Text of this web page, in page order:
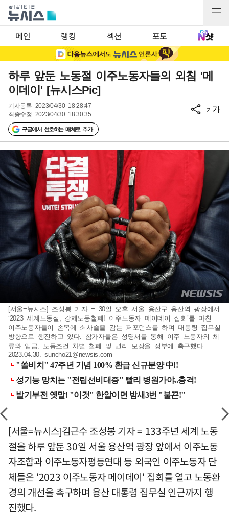
메인 랭킹 섹션 포토
하루 앞둔 노동절 이주노동자들의 외침 '메
이데이' [뉴시스Pic]
기사등록 2023/04/30 18:28:47
최종수정 2023/04/30 18:30:35
구글에서 선호하는 매체로 추가
가가
[서울=뉴시스] 조성봉 기자 = 30일 오후 서울 용산구 용산역 광장에서
‘2023 세계노동절, 강제노동철폐! 이주노동자 메이데이 집회’를 마친
이주노동자들이 손목에 쇠사슬을 감는 퍼포먼스를 하며 대통령 집무실
방향으로 행진하고 있다. 참가자들은 성명서를 통해 이주 노동자의 체
류와 임금, 노동조건 차별 철폐 및 권리 보장을 정부에 촉구했다.
2023.04.30.suncho21@newsis.com
[서울=뉴시스]김근수 조성봉 기자 = 133주년 세계 노동
절을 하루 앞둔 30일 서울 용산역 광장 앞에서 이주노동
자조합과 이주노동자평등연대 등 외국인 이주노동자 단
체들은 '2023 이주노동자 메이데이' 집회를 열고 노동환
경의 개선을 촉구하며 용산 대통령 집무실 인근까지 행
진했다.